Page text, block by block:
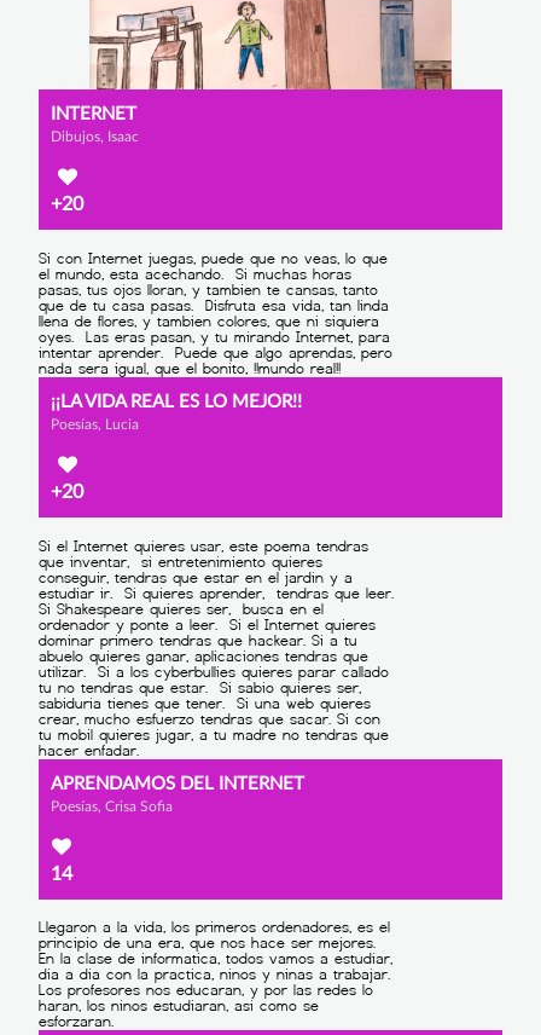
INTERNET
Dibujos, Isaac
+20
¡¡LA VIDA REAL ES LO MEJOR!!
Poesías, Lucia
+20
APRENDAMOS DEL INTERNET
Poesías, Crisa Sofia
14